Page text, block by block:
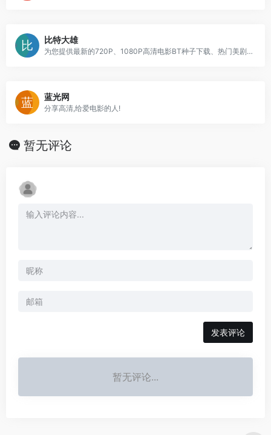
比特大雄
为您提供最新的720P、1080P高清电影BT种子下载、热门美剧BT种子下载,本站所有电影BT种子无需注册即可免费下载,支持手机访问,欢迎体验
蓝光网
分享高清,给爱电影的人!
暂无评论
发表评论
暂无评论...